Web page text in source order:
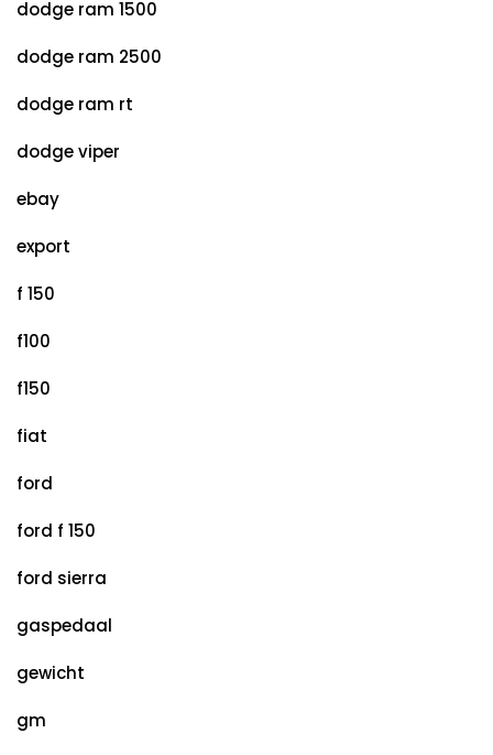
dodge ram 1500
dodge ram 2500
dodge ram rt
dodge viper
ebay
export
f 150
f100
f150
fiat
ford
ford f 150
ford sierra
gaspedaal
gewicht
gm